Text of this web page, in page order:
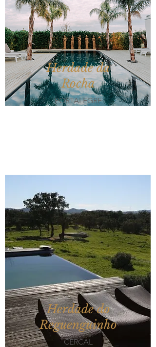
Herdade da
Rocha
PORTALEGRE
Herdade do
Reguenguinho
CERCAL